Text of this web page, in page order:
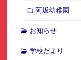
阿坂幼稚園
お知らせ
学校だより